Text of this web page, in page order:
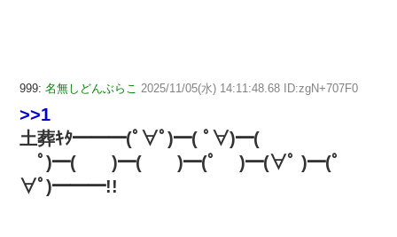
999: 名無しどんぶらこ 2025/11/05(水) 14:11:48.68 ID:zgN+707F0
>>1
土葬ｷﾀ━━━(ﾟ∀ﾟ)━( ﾟ∀)━(
ﾟ)━( )━( )━(ﾟ )━(∀ﾟ )━(ﾟ
∀ﾟ)━━━!!